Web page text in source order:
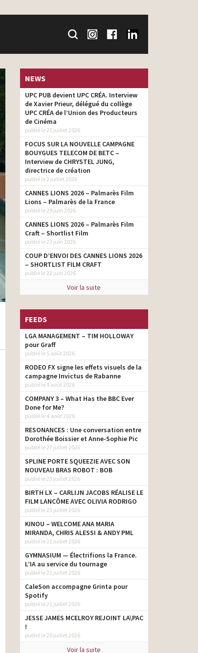
NEWS
UPC PUB devient UPC CRÉA. Interview
de Xavier Prieur, délégué du collège
UPC CRÉA de l’Union des Producteurs
de Cinéma
publié le 21 juillet 2026
FOCUS SUR LA NOUVELLE CAMPAGNE
BOUYGUES TELECOM DE BETC –
Interview de CHRYSTEL JUNG,
directrice de création
publié le 2 juillet 2026
CANNES LIONS 2026 – Palmarès Film
Lions – Palmarès de la France
publié le 29 juin 2026
CANNES LIONS 2026 – Palmarès Film
Craft – Shortlist Film
publié le 23 juin 2026
COUP D’ENVOI DES CANNES LIONS 2026
– SHORTLIST FILM CRAFT
publié le 22 juin 2026
Voir la suite
FEEDS
LGA MANAGEMENT – TIM HOLLOWAY
pour Graff
publié le 5 août 2026
RODEO FX signe les effets visuels de la
campagne Invictus de Rabanne
publié le 4 août 2026
COMPANY 3 – What Has the BBC Ever
Done for Me?
publié le 4 août 2026
RESONANCES : Une conversation entre
Dorothée Boissier et Anne-Sophie Pic
publié le 27 juillet 2026
SPLINE PORTE SQUEEZIE AVEC SON
NOUVEAU BRAS ROBOT : BOB
publié le 23 juillet 2026
BIRTH LX – CARLIJN JACOBS RÉALISE LE
FILM LANCÔME AVEC OLIVIA RODRIGO
publié le 23 juillet 2026
KINOU – WELCOME ANA MARIA
MIRANDA, CHRIS ALESSI & ANDY PML
publié le 21 juillet 2026
GYMNASIUM — Électrifions la France.
L’IA au service du tournage
publié le 21 juillet 2026
CaleSon accompagne Grinta pour
Spotify
publié le 21 juillet 2026
JESSE JAMES MCELROY REJOINT LA\PAC
!
publié le 20 juillet 2026
Voir la suite